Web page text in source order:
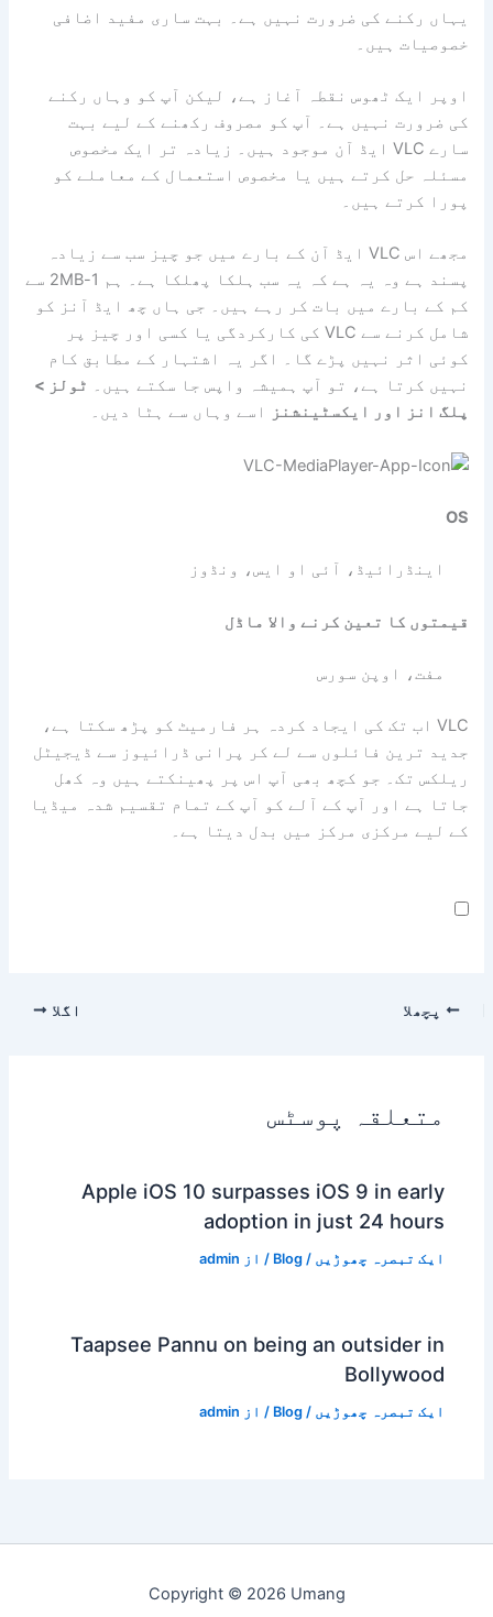
یہاں رکنے کی ضرورت نہیں ہے۔ بہت ساری مفید اضافی
خصوصیات ہیں۔
اوپر ایک ٹھوس نقطہ آغاز ہے، لیکن آپ کو وہاں رکنے
کی ضرورت نہیں ہے۔ آپ کو مصروف رکھنے کے لیے بہت
سارے VLC ایڈ آن موجود ہیں۔ زیادہ تر ایک مخصوص
مسئلہ حل کرتے ہیں یا مخصوص استعمال کے معاملے کو
پورا کرتے ہیں۔
مجھے اس VLC ایڈ آن کے بارے میں جو چیز سب سے زیادہ
پسند ہے وہ یہ ہے کہ یہ سب ہلکا پھلکا ہے۔ ہم 1-2MB سے
کم کے بارے میں بات کر رہے ہیں۔ جی ہاں چھ ایڈ آنز کو
شامل کرنے سے VLC کی کارکردگی یا کسی اور چیز پر
کوئی اثر نہیں پڑے گا۔ اگر یہ اشتہار کے مطابق کام
نہیں کرتا ہے، تو آپ ہمیشہ واپس جا سکتے ہیں۔ ٹولز >
پلگ انز اور ایکسٹینشنز
اسے وہاں سے ہٹا دیں۔
OS
اینڈرائیڈ، آئی او ایس، ونڈوز
قیمتوں کا تعین کرنے والا ماڈل
مفت، اوپن سورس
VLC اب تک کی ایجاد کردہ ہر فارمیٹ کو پڑھ سکتا ہے،
جدید ترین فائلوں سے لے کر پرانی ڈرائیوز سے ڈیجیٹل
ریلکس تک۔ جو کچھ بھی آپ اس پر پھینکتے ہیں وہ کھل
جاتا ہے اور آپ کے آلے کو آپ کے تمام تقسیم شدہ میڈیا
کے لیے مرکزی مرکز میں بدل دیتا ہے۔
پچھلا اگلا
متعلقہ پوسٹس
Apple iOS 10 surpasses iOS 9 in early
adoption in just 24 hours
ایک تبصرہ چھوڑیں /
Blog / از admin
Taapsee Pannu on being an outsider in
Bollywood
ایک تبصرہ چھوڑیں /
Blog / از admin
Copyright © 2026 Umang